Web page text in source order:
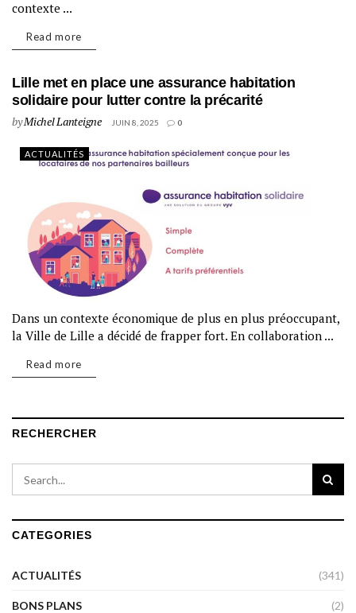
contexte ...
Read more
Lille met en place une assurance habitation
solidaire pour lutter contre la précarité
byMichel Lanteigne JUIN 8, 2025 0
ACTUALITÉS
Dans un contexte économique de plus en plus préoccupant,
la Ville de Lille a décidé de frapper fort. En collaboration ...
Read more
RECHERCHER
CATEGORIES
ACTUALITÉS (341)
BONS PLANS (2)